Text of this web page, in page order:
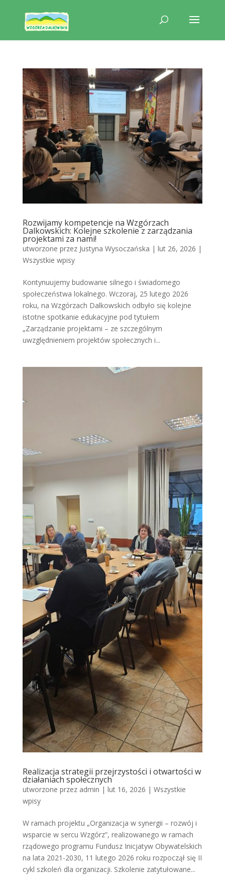
Rozwijamy kompetencje na Wzgórzach
Dalkowskich: Kolejne szkolenie z zarządzania
projektami za nami!
utworzone przez Justyna Wysoczańska | lut 26, 2026 |
Wszystkie wpisy
Kontynuujemy budowanie silnego i świadomego
społeczeństwa lokalnego. Wczoraj, 25 lutego 2026
roku, na Wzgórzach Dalkowskich odbyło się kolejne
istotne spotkanie edukacyjne pod tytułem
„Zarządzanie projektami – ze szczególnym
uwzględnieniem projektów społecznych i...
Realizacja strategii przejrzystości i otwartości w
działaniach społecznych
utworzone przez admin | lut 16, 2026 | Wszystkie
wpisy
W ramach projektu „Organizacja w synergii – rozwój i
wsparcie w sercu Wzgórz”, realizowanego w ramach
rządowego programu Fundusz Inicjatyw Obywatelskich
na lata 2021-2030, 11 lutego 2026 roku rozpoczął się II
cykl szkoleń dla organizacji. Szkolenie zatytułowane...